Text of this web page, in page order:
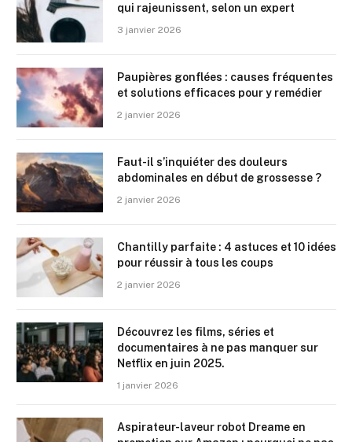
qui rajeunissent, selon un expert
3 janvier 2026
Paupières gonflées : causes fréquentes
et solutions efficaces pour y remédier
2 janvier 2026
Faut-il s’inquiéter des douleurs
abdominales en début de grossesse ?
2 janvier 2026
Chantilly parfaite : 4 astuces et 10 idées
pour réussir à tous les coups
2 janvier 2026
Découvrez les films, séries et
documentaires à ne pas manquer sur
Netflix en juin 2025.
1 janvier 2026
Aspirateur-laveur robot Dreame en